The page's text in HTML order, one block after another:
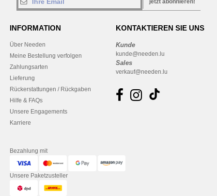
jetzt abonnieren!
INFORMATION
Über Needen
Meine Bestellung verfolgen
Zahlungsarten
Lieferung
Rückerstattungen / Rückgaben
Hilfe & FAQs
Unsere Engagements
Karriere
KONTAKTIEREN SIE UNS
Kunde
kunde@needen.lu
Sales
verkauf@needen.lu
Bezahlung mit
Unsere Paketzusteller